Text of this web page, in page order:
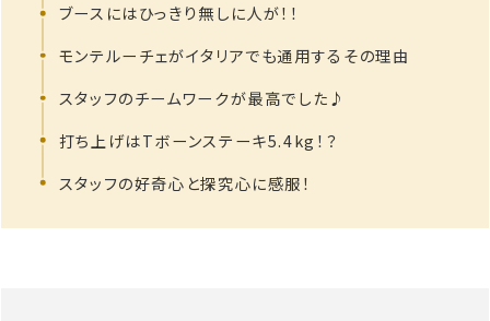
ブースには​ひっきり無しに​人が！！
モンテルーチェが​イタリアでも​通用する​その​理由
スタッフの​チームワークが​最高でした♪
打ち上げは​Tボーンステーキ5.4kg！？
スタッフの​好奇心と​探究心に​感服！